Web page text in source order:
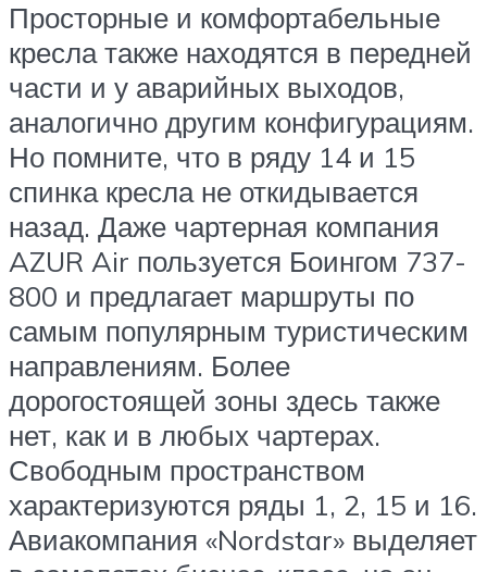
Просторные и комфортабельные
кресла также находятся в передней
части и у аварийных выходов,
аналогично другим конфигурациям.
Но помните, что в ряду 14 и 15
спинка кресла не откидывается
назад. Даже чартерная компания
AZUR Air пользуется Боингом 737-
800 и предлагает маршруты по
самым популярным туристическим
направлениям. Более
дорогостоящей зоны здесь также
нет, как и в любых чартерах.
Свободным пространством
характеризуются ряды 1, 2, 15 и 16.
Авиакомпания «Nordstar» выделяет